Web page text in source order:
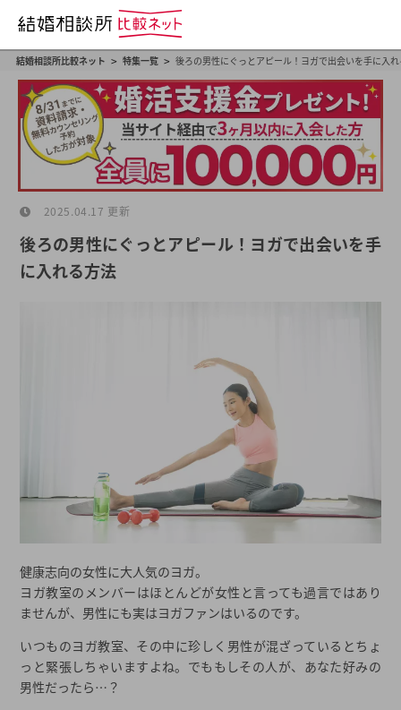
結婚相談所比較ネット > 特集一覧 > 後ろの男性にぐっとアピール！ヨガで出会いを手に入
2025.04.17 更新
後ろの男性にぐっとアピール！ヨガで出会いを手
に入れる方法
健康志向の女性に大人気のヨガ。
ヨガ教室のメンバーはほとんどが女性と言っても過言ではあり
ませんが、男性にも実はヨガファンはいるのです。
いつものヨガ教室、その中に珍しく男性が混ざっているとちょ
っと緊張しちゃいますよね。でももしその人が、あなた好みの
男性だったら…？